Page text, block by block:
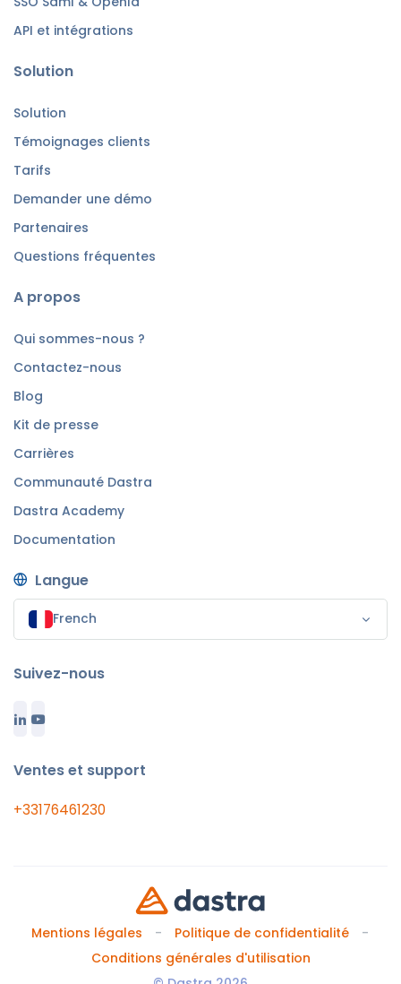
API et intégrations
Solution
Solution
Témoignages clients
Tarifs
Demander une démo
Partenaires
Questions fréquentes
A propos
Qui sommes-nous ?
Contactez-nous
Blog
Kit de presse
Carrières
Communauté Dastra
Dastra Academy
Documentation
Langue
French
Suivez-nous
Ventes et support
+33176461230
Mentions légales
Politique de confidentialité
Conditions générales d'utilisation